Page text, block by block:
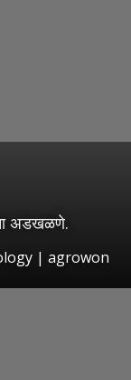
अडखळणे.
| agrowon